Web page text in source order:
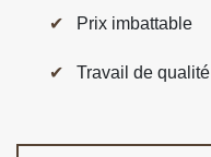
Prix imbattable
Travail de qualité